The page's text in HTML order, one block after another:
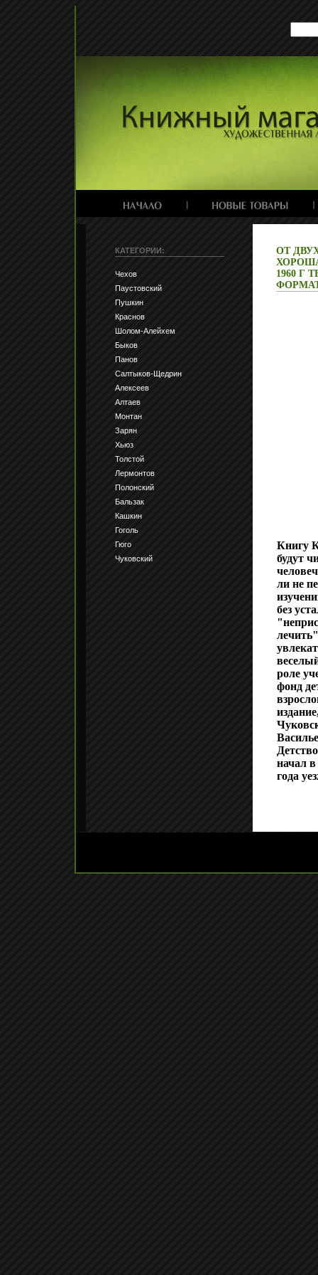
КАТЕГОРИИ:
Чехов
Паустовский
Пушкин
Краснов
Шолом-Алейхем
Быков
Панов
Салтыков-Щедрин
Алексеев
Алтаев
Монтан
Зарян
Хьюз
Толстой
Лермонтов
Полонский
Бальзак
Кашкин
Гоголь
Гюго
Чуковский
ОТ
1960 Г
Книгу
будут
ли не
без
роле
фонд
начал
года